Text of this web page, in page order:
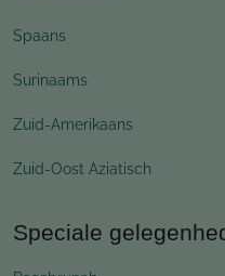
Spaans
Surinaams
Zuid-Amerikaans
Zuid-Oost Aziatisch
Speciale